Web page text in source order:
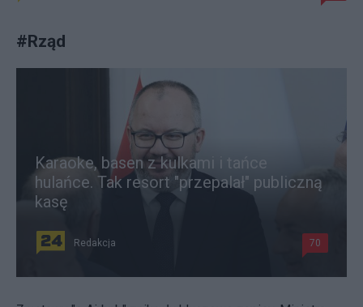
#Rząd
Karaoke, basen z kulkami i tańce
hulańce. Tak resort "przepalał" publiczną
kasę
Redakcja 70